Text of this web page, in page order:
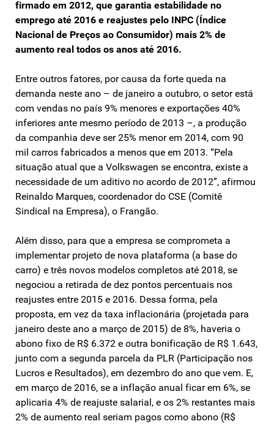
firmado em 2012, que garantia estabilidade no
emprego até 2016 e reajustes pelo INPC (Índice
Nacional de Preços ao Consumidor) mais 2% de
aumento real todos os anos até 2016.
Entre outros fatores, por causa da forte queda na
demanda neste ano – de janeiro a outubro, o setor está
com vendas no país 9% menores e exportações 40%
inferiores ante mesmo período de 2013 –, a produção
da companhia deve ser 25% menor em 2014, com 90
mil carros fabricados a menos que em 2013. “Pela
situação atual que a Volkswagen se encontra, existe a
necessidade de um aditivo no acordo de 2012”, afirmou
Reinaldo Marques, coordenador do CSE (Comitê
Sindical na Empresa), o Frangão.
Além disso, para que a empresa se comprometa a
implementar projeto de nova plataforma (a base do
carro) e três novos modelos completos até 2018, se
negociou a retirada de dez pontos percentuais nos
reajustes entre 2015 e 2016. Dessa forma, pela
proposta, em vez da taxa inflacionária (projetada para
janeiro deste ano a março de 2015) de 8%, haveria o
abono fixo de R$ 6.372 e outra bonificação de R$ 1.643,
junto com a segunda parcela da PLR (Participação nos
Lucros e Resultados), em dezembro do ano que vem. E,
em março de 2016, se a inflação anual ficar em 6%, se
aplicaria 4% de reajuste salarial, e os 2% restantes mais
2% de aumento real seriam pagos como abono (R$